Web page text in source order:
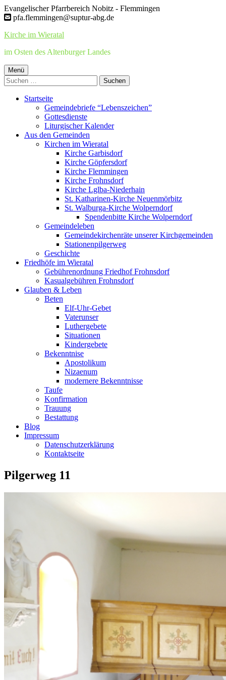
Springe
zum
Evangelischer Pfarrbereich Nobitz - Flemmingen
pfa.flemmingen@suptur-abg.de
Kirche im Wieratal
im Osten des Altenburger Landes
Primäres
Menü
Menü
Suchen
nach:
Startseite
Gemeindebriefe “Lebenszeichen”
Gottesdienste
Liturgischer Kalender
Aus den Gemeinden
Kirchen im Wieratal
Kirche Garbisdorf
Kirche Göpfersdorf
Kirche Flemmingen
Kirche Frohnsdorf
Kirche Lglba-Niederhain
St. Katharinen-Kirche Neuenmörbitz
St. Walburga-Kirche Wolperndorf
Spendenbitte Kirche Wolperndorf
Gemeindeleben
Gemeindekirchenräte unserer Kirchgemeinden
Stationenpilgerweg
Geschichte
Friedhöfe im Wieratal
Gebührenordnung Friedhof Frohnsdorf
Kasualgebühren Frohnsdorf
Glauben & Leben
Beten
Elf-Uhr-Gebet
Vaterunser
Luthergebete
Situationen
Kindergebete
Bekenntnise
Apostolikum
Nizaenum
modernere Bekenntnisse
Taufe
Konfirmation
Trauung
Bestattung
Blog
Impressum
Datenschutzerklärung
Kontaktseite
Pilgerweg 11